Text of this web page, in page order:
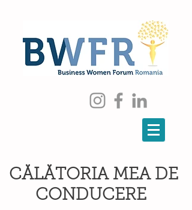
CĂLĂTORIA MEA DE
CONDUCERE